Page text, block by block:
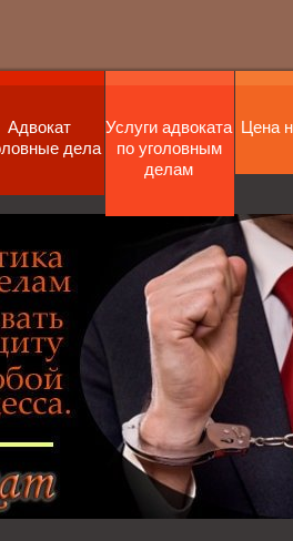
Адвокат
дела
Услуги адвоката
по уголовным
делам
Цена